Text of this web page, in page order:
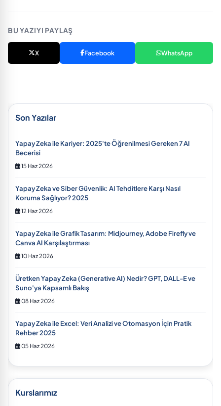
BU YAZIYI PAYLAŞ
X Facebook WhatsApp
Son Yazılar
Yapay Zeka ile Kariyer: 2025'te Öğrenilmesi Gereken 7 AI
Becerisi
15 Haz 2026
Yapay Zeka ve Siber Güvenlik: AI Tehditlere Karşı Nasıl
Koruma Sağlıyor? 2025
12 Haz 2026
Yapay Zeka ile Grafik Tasarım: Midjourney, Adobe Firefly ve
Canva AI Karşılaştırması
10 Haz 2026
Üretken Yapay Zeka (Generative AI) Nedir? GPT, DALL-E ve
Suno'ya Kapsamlı Bakış
08 Haz 2026
Yapay Zeka ile Excel: Veri Analizi ve Otomasyon İçin Pratik
Rehber 2025
05 Haz 2026
Kurslarımız